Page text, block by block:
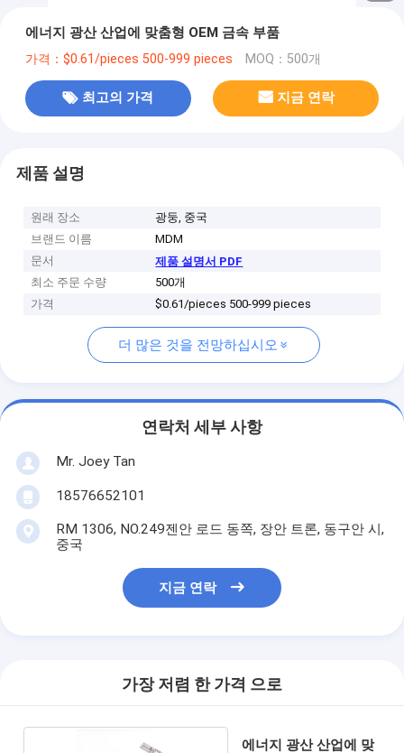
에너지 광산 산업에 맞춤형 OEM 금속 부품
가격：$0.61/pieces 500-999 pieces MOQ：500개
최고의 가격 지금 연락
제품 설명
원래 장소
광둥, 중국
브랜드 이름
MDM
문서
제품 설명서 PDF
최소 주문 수량
500개
가격
$0.61/pieces 500-999 pieces
더 많은 것을 전망하십시오
연락처 세부 사항
Mr. Joey Tan
18576652101
RM 1306, NO.249젠안 로드 동쪽, 장안 트론, 동구안 시,
중국
지금 연락
가장 저렴 한 가격 으로
에너지 광산 산업에 맞